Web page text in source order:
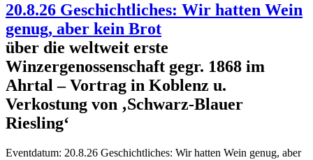
20.8.26 Geschichtliches: Wir hatten Wein
genug, aber kein Brot
über die weltweit erste
Winzergenossenschaft gegr. 1868 im
Ahrtal – Vortrag in Koblenz u.
Verkostung von ‚Schwarz-Blauer
Riesling‘
Eventdatum: 20.8.26 Geschichtliches: Wir hatten Wein genug, aber